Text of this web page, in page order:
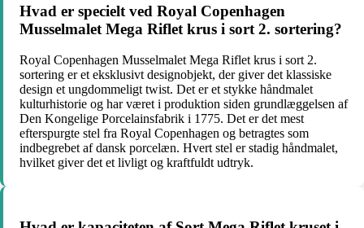
Hvad er specielt ved Royal Copenhagen
Musselmalet Mega Riflet krus i sort 2. sortering?
Royal Copenhagen Musselmalet Mega Riflet krus i sort 2.
sortering er et eksklusivt designobjekt, der giver det klassiske
design et ungdommeligt twist. Det er et stykke håndmalet
kulturhistorie og har været i produktion siden grundlæggelsen af
Den Kongelige Porcelainsfabrik i 1775. Det er det mest
efterspurgte stel fra Royal Copenhagen og betragtes som
indbegrebet af dansk porcelæn. Hvert stel er stadig håndmalet,
hvilket giver det et livligt og kraftfuldt udtryk.